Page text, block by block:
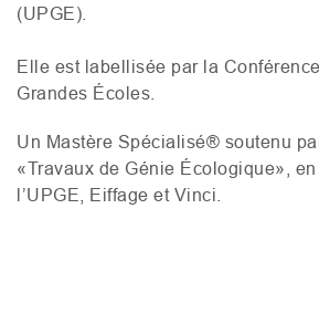
(UPGE).
Elle est labellisée par la
Grandes Écoles.
Un Mastère Spécialisé® soutenu
«Travaux de Génie Écologique»,
l’UPGE , Eiffage et Vinci.